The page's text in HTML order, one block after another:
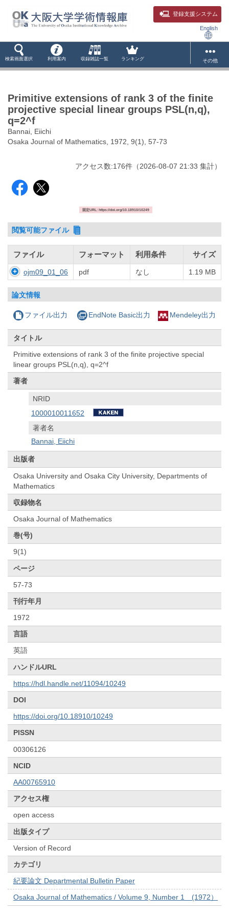
登録支援システム
English
検索画面選択 利用案内 収録雑誌一覧 ランキング その他
Primitive extensions of rank 3 of the finite
projective special linear groups PSL(n,q),
q=2^f
Bannai, Eiichi
Osaka Journal of Mathematics, 1972, 9(1), 57-73
アクセス数:176件 （2026-08-07 21:33 集計）
固定URL: https://doi.org/10.18910/10249
閲覧可能ファイル
ファイル フォーマット 利用条件 サイズ
ojm09_01_06 pdf なし 1.19 MB
論文情報
ファイル出力 EndNote Basic出力 Mendeley出力
タイトル
Primitive extensions of rank 3 of the finite projective special
linear groups PSL(n,q), q=2^f
著者
NRID
1000010011652
著者名
Bannai, Eiichi
出版者
Osaka University and Osaka City University, Departments of
Mathematics
収録物名
Osaka Journal of Mathematics
巻(号)
9(1)
ページ
57-73
刊行年月
1972
言語
英語
ハンドルURL
https://hdl.handle.net/11094/10249
DOI
https://doi.org/10.18910/10249
PISSN
00306126
NCID
AA00765910
アクセス権
open access
出版タイプ
Version of Record
カテゴリ
紀要論文 Departmental Bulletin Paper
Osaka Journal of Mathematics / Volume 9, Number 1 (1972）